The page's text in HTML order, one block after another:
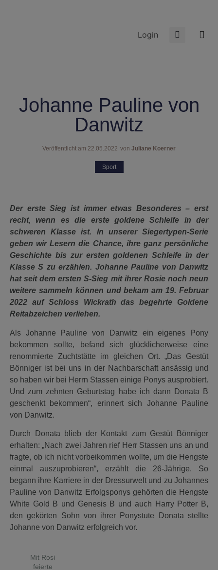
Login
Johanne Pauline von
Danwitz
Veröffentlicht am 22.05.2022 von Juliane Koerner
Sport
Der erste Sieg ist immer etwas Besonderes – erst
recht, wenn es die erste goldene Schleife in der
schweren Klasse ist. In unserer Siegertypen-Serie
geben wir Lesern die Chance, ihre ganz persönliche
Geschichte bis zur ersten goldenen Schleife in der
Klasse S zu erzählen. Johanne Pauline von Danwitz
hat seit dem ersten S-Sieg mit ihrer Rosie noch neun
weitere sammeln können und bekam am 19. Februar
2022 auf Schloss Wickrath das begehrte Goldene
Reitabzeichen verliehen.
Als Johanne Pauline von Danwitz ein eigenes Pony
bekommen sollte, befand sich glücklicherweise eine
renommierte Zuchtstätte im gleichen Ort. „Das Gestüt
Bönniger ist bei uns in der Nachbarschaft ansässig und
so haben wir bei Herrn Stassen einige Ponys ausprobiert.
Und zum zehnten Geburtstag habe ich dann Donata B
geschenkt bekommen“, erinnert sich Johanne Pauline
von Danwitz.
Durch Donata blieb der Kontakt zum Gestüt Bönniger
erhalten: „Nach zwei Jahren rief Herr Stassen uns an und
fragte, ob ich nicht vorbeikommen wollte, um die Hengste
einmal auszuprobieren“, erzählt die 26-Jährige. So
begann ihre Karriere in der Dressurwelt und zu Johannes
Pauline von Danwitz Erfolgsponys gehörten die Hengste
White Gold B und Genesis B und auch Harry Potter B,
den gekörten Sohn von ihrer Ponystute Donata stellte
Johanne von Danwitz erfolgreich vor.
Mit Rosi
feierte